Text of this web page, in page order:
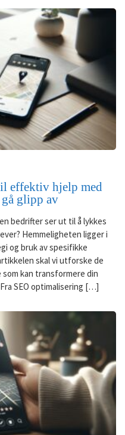
effektiv hjelp med
glipp av
bedrifter ser ut til å lykkes
Hemmeligheten ligger i
og bruk av spesifikke
skal vi utforske de
kan transformere din
SEO optimalisering […]